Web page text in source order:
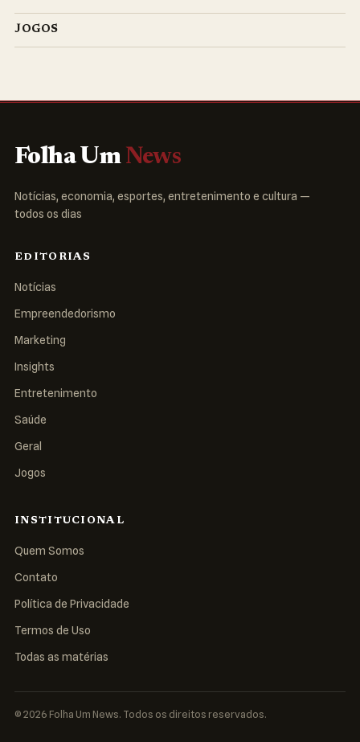
JOGOS
Folha Um News
Notícias, economia, esportes, entretenimento e cultura —
todos os dias
EDITORIAS
Notícias
Empreendedorismo
Marketing
Insights
Entretenimento
Saúde
Geral
Jogos
INSTITUCIONAL
Quem Somos
Contato
Política de Privacidade
Termos de Uso
Todas as matérias
© 2026 Folha Um News. Todos os direitos reservados.